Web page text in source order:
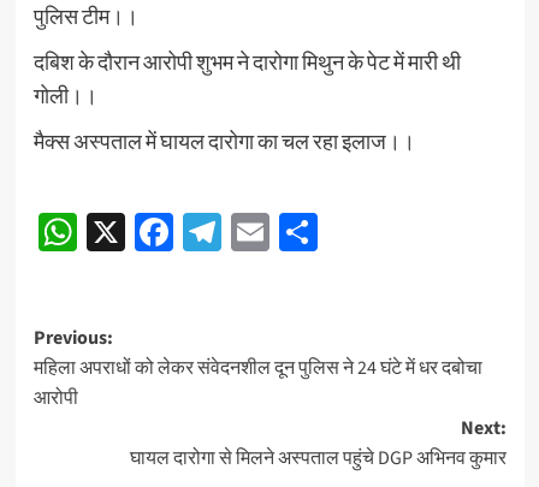
पुलिस टीम।।
दबिश के दौरान आरोपी शुभम ने दारोगा मिथुन के पेट में मारी थी
गोली।।
मैक्स अस्पताल में घायल दारोगा का चल रहा इलाज।।
Continue
Reading
WhatsApp
X Facebook
Telegram
EmailShare
Post
navigation
Previous:
महिला अपराधों को लेकर संवेदनशील दून पुलिस ने 24 घंटे में धर दबोचा
आरोपी
Next:
घायल दारोगा से मिलने अस्पताल पहुंचे DGP अभिनव कुमार